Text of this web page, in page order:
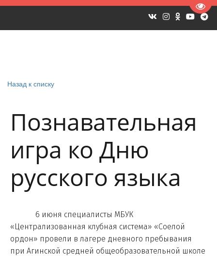
Назад к списку
Познавательная
игра ко Дню
русского языка
6 июня специалисты МБУК
«Централизованная клубная система» «Соелой
ордон» провели в лагере дневного пребывания
при Агинской средней общеобразовательной школе